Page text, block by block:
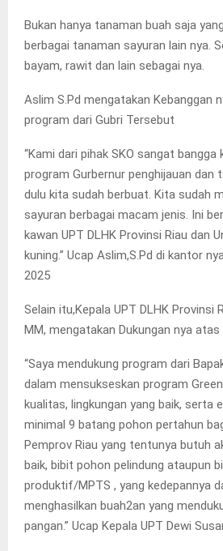
Bukan hanya tanaman buah saja
berbagai tanaman sayuran lain nya.
bayam, rawit dan lain sebagai nya.
Aslim S.Pd mengatakan Kebanggan
program dari Gubri Tersebut
“Kami dari pihak SKO sangat bangga
program Gurbernur penghijauan dan
dulu kita sudah berbuat. Kita sudah
sayuran berbagai macam jenis. Ini
kawan UPT DLHK Provinsi Riau dan
kuning.” Ucap Aslim,S.Pd di kantor
2025
Selain itu,Kepala UPT DLHK Provinsi
MM, mengatakan Dukungan nya
“Saya mendukung program dari
dalam mensukseskan program
kualitas, lingkungan yang baik, serta
minimal 9 batang pohon pertahun
Pemprov Riau yang tentunya butuh
baik, bibit pohon pelindung ataupun
produktif/MPTS , yang kedepannya
menghasilkan buah2an yang
pangan.” Ucap Kepala UPT Dewi